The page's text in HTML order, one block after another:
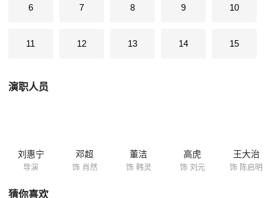
6 7 8 9 10
11 12 13 14 15
演职人员
刘惠宁
导演
邓超
饰 肖然
董洁
饰 韩灵
高虎
饰 刘元
王大治
饰 陈启明
猜你喜欢